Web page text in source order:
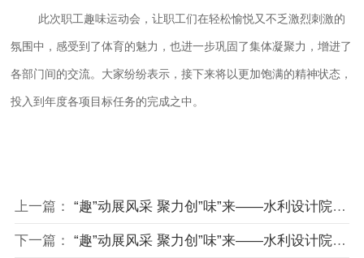
此次职工趣味运动会，让职工们在轻松愉悦又不乏激烈刺激的
氛围中，感受到了体育的魅力，也进一步巩固了集体凝聚力，增进了
各部门间的交流。大家纷纷表示，接下来将以更加饱满的精神状态，
投入到年度各项目标任务的完成之中。
上一篇： “趣”动展风采 聚力创”味”来——水利设计院公司举办迎新年贺新春趣味运动会
下一篇： “趣”动展风采 聚力创”味”来——水利设计院公司举办迎新年贺新春趣味运动会